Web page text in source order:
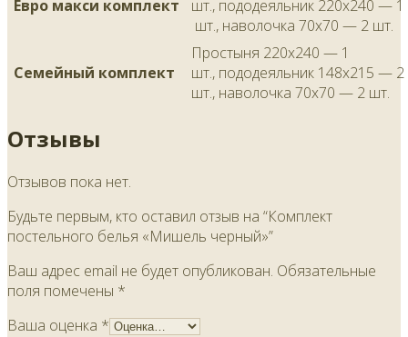
Евро макси комплект
шт., пододеяльник 220х240 — 1
шт., наволочка 70х70 — 2 шт.
Семейный комплект
Простыня 220х240 — 1
шт., пододеяльник 148х215 — 2
шт., наволочка 70х70 — 2 шт.
Отзывы
Отзывов пока нет.
Будьте первым, кто оставил отзыв на “Комплект
постельного белья «Мишель черный»”
Ваш адрес email не будет опубликован. Обязательные
поля помечены *
Ваша оценка *